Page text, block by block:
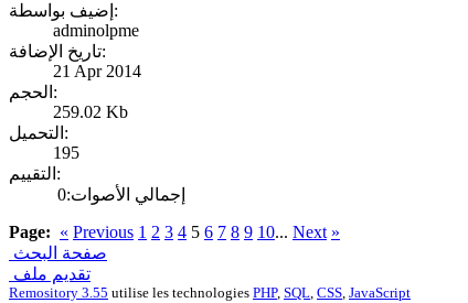
إضيف بواسطة:
adminolpme
تاريخ الإضافة:
21 Apr 2014
الحجم:
259.02 Kb
التحميل:
195
التقييم:
إجمالي الأصوات:0
Page: « Previous 1 2 3 4 5 6 7 8 9 10... Next »
صفحة البحث
تقديم ملف
Remository 3.55 utilise les technologies PHP, SQL, CSS, JavaScript